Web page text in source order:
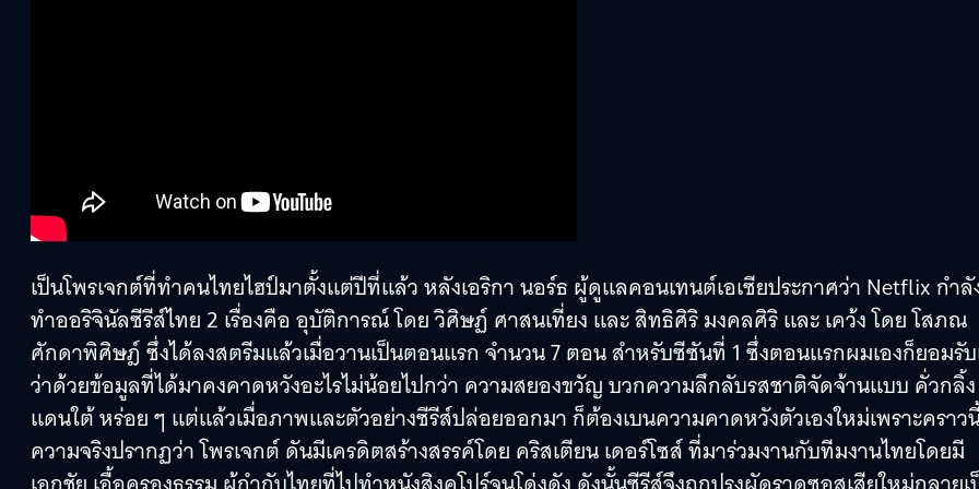
เป็นโพรเจกต์ที่ทำคนไทยไฮป์มาตั้งแต่ปีที่แล้ว หลังเอริกา นอร์ธ ผู้ดูแลคอนเทนต์เอเซียประกาศว่า Netflix กำลั
ทำออริจินัลซีรีส์ไทย 2 เรื่องคือ อุบัติการณ์ โดย วิศิษฏ์ ศาสนเที่ยง และ สิทธิศิริ มงคลศิริ และ เคว้ง โดย โสภณ
ศักดาพิศิษฎ์ ซึ่งได้ลงสตรีมแล้วเมื่อวานเป็นตอนแรก จำนวน 7 ตอน สำหรับซีซันที่ 1 ซึ่งตอนแรกผมเองก็ยอมรับ
ว่าด้วยข้อมูลที่ได้มาคงคาดหวังอะไรไม่น้อยไปกว่า ความสยองขวัญ บวกความลึกลับรสชาติจัดจ้านแบบ คั่วกลิ้ง
แดนใต้ หร่อย ๆ แต่แล้วเมื่อภาพและตัวอย่างซีรีส์ปล่อยออกมา ก็ต้องเบนความคาดหวังตัวเองใหม่เพราะคราว
ความจริงปรากฏว่า โพรเจกต์ ดันมีเครดิตสร้างสรรค์โดย คริสเตียน เดอร์โซส์ ที่มาร่วมงานกับทีมงานไทยโดยมี